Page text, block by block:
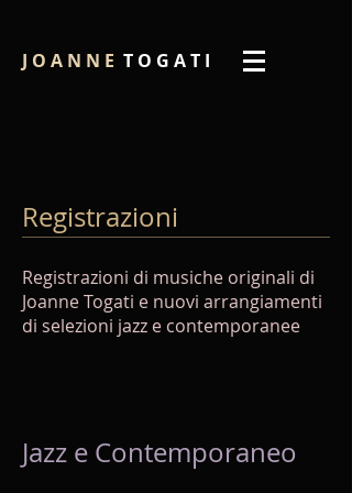
J O A N N E T O G A T I
Registrazioni
Registrazioni di musiche originali di
Joanne Togati e nuovi arrangiamenti
di selezioni jazz e contemporanee
Jazz e Contemporaneo